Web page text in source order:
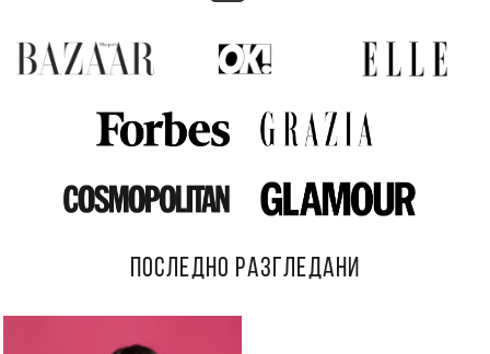
ПОСЛЕДНО РАЗГЛЕДАНИ